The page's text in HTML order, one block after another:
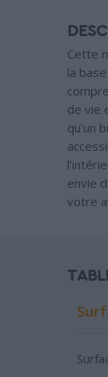
Cette
la
de vie
qu’un
envie
votre